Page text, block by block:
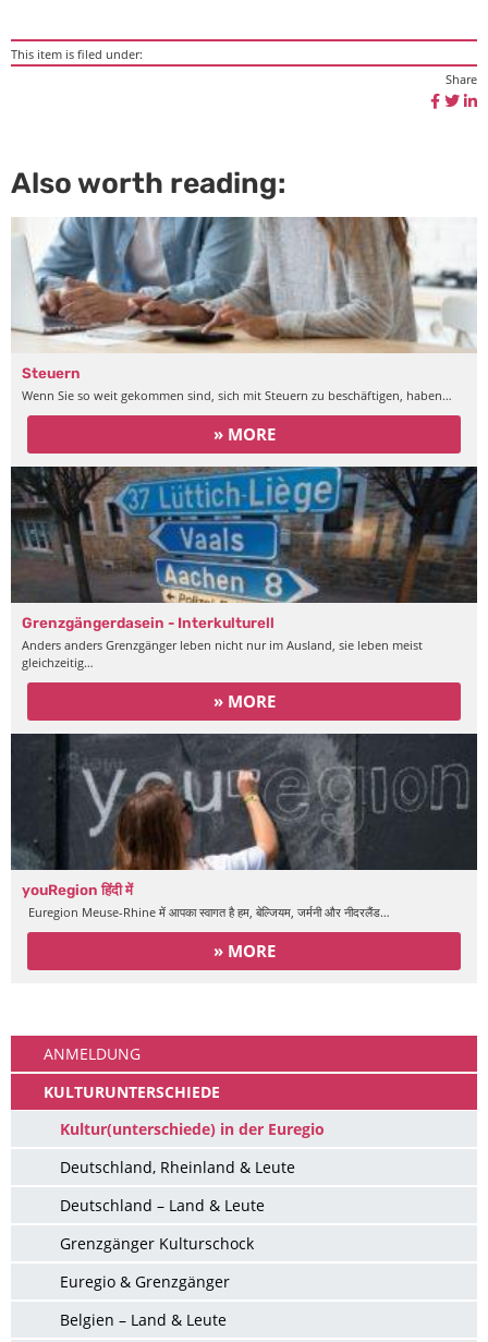
This item is filed under:
Share
Also worth reading:
Steuern
Wenn Sie so weit gekommen sind, sich mit Steuern zu beschäftigen, haben…
» MORE
Grenzgängerdasein - Interkulturell
Anders anders Grenzgänger leben nicht nur im Ausland, sie leben meist
gleichzeitig…
» MORE
youRegion हिंदी में
Euregion Meuse-Rhine में आपका स्वागत है हम, बेल्जियम, जर्मनी और नीदरलैंड…
» MORE
ANMELDUNG
KULTURUNTERSCHIEDE
Kultur(unterschiede) in der Euregio
Deutschland, Rheinland & Leute
Deutschland – Land & Leute
Grenzgänger Kulturschock
Euregio & Grenzgänger
Belgien – Land & Leute